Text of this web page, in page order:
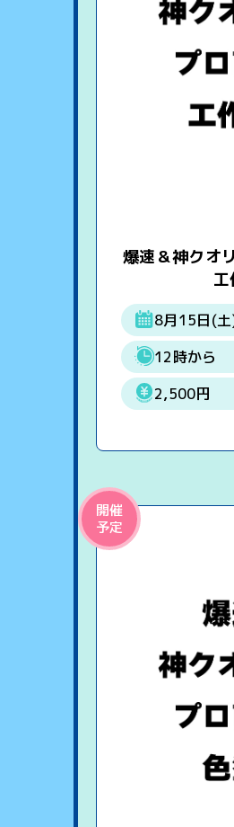
爆速＆神クオ
8月15日(
12時から
2,500円
開催
予定